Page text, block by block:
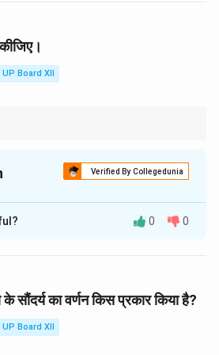
Solution in PDF
UP Board XII
Verified By Collegedunia
प्रिय श्रीकृष्ण के संदेश की प्रतीक्षा कर
Solution in PDF
0 0
सौंदर्य का वर्णन किस प्रकार किया है?
UP Board XII